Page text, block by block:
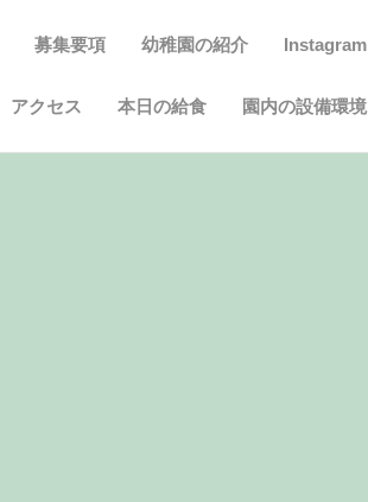
Instagram
幼稚園の紹介
募集要項
園内の設備環境
本日の給食
アクセス